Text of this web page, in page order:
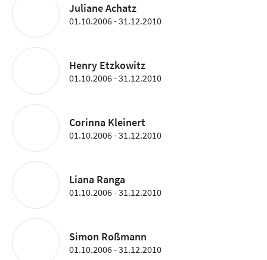
Juliane Achatz
01.10.2006 - 31.12.2010
Henry Etzkowitz
01.10.2006 - 31.12.2010
Corinna Kleinert
01.10.2006 - 31.12.2010
Liana Ranga
01.10.2006 - 31.12.2010
Simon Roßmann
01.10.2006 - 31.12.2010